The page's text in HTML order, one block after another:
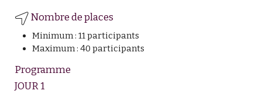
Nombre de places
Minimum : 11 participants
Maximum : 40 participants
Programme
JOUR 1